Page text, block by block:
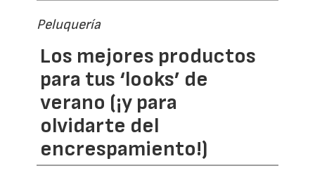
Peluquería
Los mejores productos
para tus ‘looks’ de
verano (¡y para
olvidarte del
encrespamiento!)